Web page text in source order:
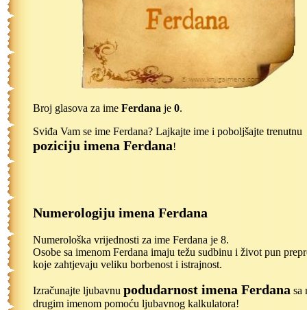
Broj glasova za ime Ferdana je 0.
Sviđa Vam se ime Ferdana? Lajkajte ime i poboljšajte trenutnu
poziciju imena Ferdana!
Numerologiju imena Ferdana
Numerološka vrijednosti za ime Ferdana je 8.
Osobe sa imenom Ferdana imaju težu sudbinu i život pun
koje zahtjevaju veliku borbenost i istrajnost.
Izračunajte ljubavnu podudarnost imena Ferdana sa
drugim imenom pomoću ljubavnog kalkulatora!